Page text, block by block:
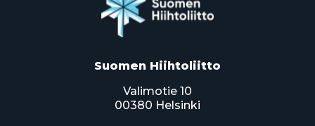
Suomen Hiihtoliitto
Valimotie 10
00380 Helsinki